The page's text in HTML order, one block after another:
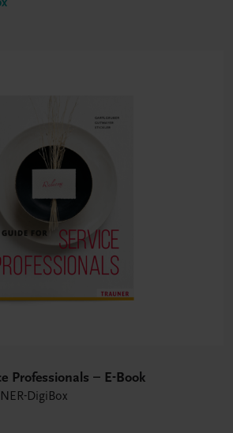
Professionals – E-Book
DigiBox